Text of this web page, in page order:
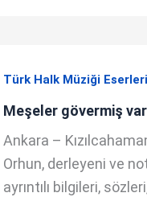
Türk Halk Müziği
Meşeler gövermiş
Ankara –
Orhun, derleyeni ve
ayrıntılı bilgileri,